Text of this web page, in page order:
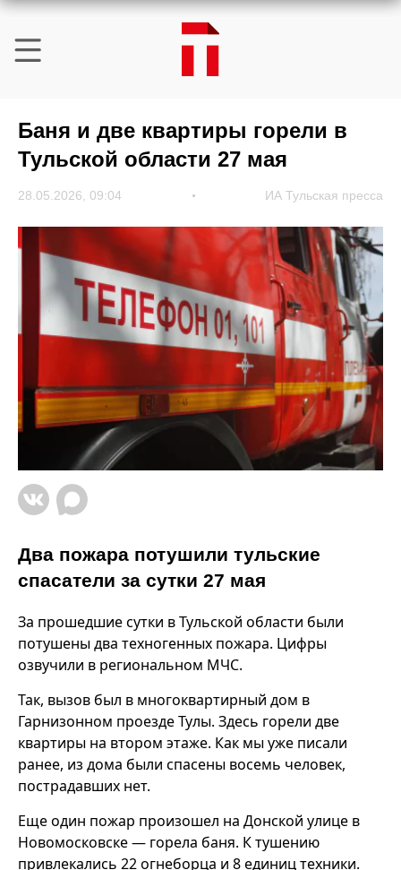
Баня и две квартиры горели в
Тульской области 27 мая
28.05.2026, 09:04 ИА Тульская пресса
Два пожара потушили тульские
спасатели за сутки 27 мая
За прошедшие сутки в Тульской области были
потушены два техногенных пожара. Цифры
озвучили в региональном МЧС.
Так, вызов был в многоквартирный дом в
Гарнизонном проезде Тулы. Здесь горели две
квартиры на втором этаже. Как мы уже писали
ранее, из дома были спасены восемь человек,
пострадавших нет.
Еще один пожар произошел на Донской улице в
Новомосковске — горела баня. К тушению
привлекались 22 огнеборца и 8 единиц техники.